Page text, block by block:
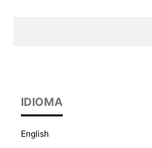
IDIOMA
English